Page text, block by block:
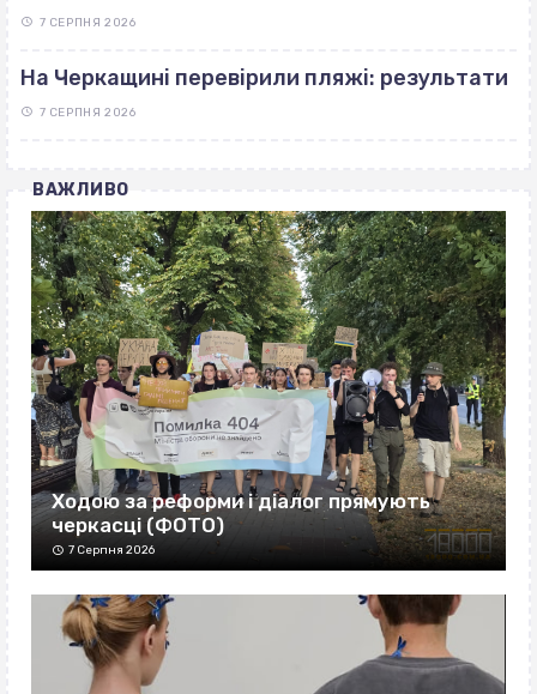
7 СЕРПНЯ 2026
На Черкащині перевірили пляжі: результати
7 СЕРПНЯ 2026
ВАЖЛИВО
Ходою за реформи і діалог прямують
черкасці (ФОТО)
7 Серпня 2026